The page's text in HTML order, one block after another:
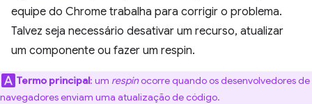
equipe do Chrome trabalha para corrigir o problema.
Talvez seja necessário desativar um recurso, atualizar
um componente ou fazer um respin.
Termo principal: um respinocorre quando os desenvolvedores de
navegadores enviam uma atualização de código.